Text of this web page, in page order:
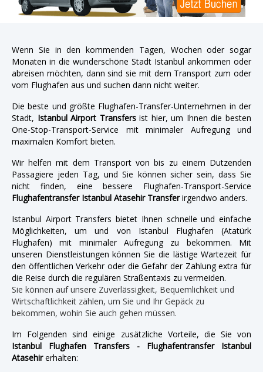
Wenn Sie in den kommenden Tagen, Wochen oder sogar
Monaten in die wunderschöne Stadt Istanbul ankommen oder
abreisen möchten, dann sind sie mit dem Transport zum oder
vom Flughafen aus und suchen dann nicht weiter.
Die beste und größte Flughafen-Transfer-Unternehmen in der
Stadt, Istanbul Airport Transfersist hier, um Ihnen die besten
One-Stop-Transport-Service mit minimaler Aufregung und
maximalen Komfort bieten.
Wir helfen mit dem Transport von bis zu einem Dutzenden
Passagiere jeden Tag, und Sie können sicher sein, dass Sie
nicht finden, eine bessere Flughafen-Transport-Service
Flughafentransfer Istanbul Atasehir Transferirgendwo anders.
Istanbul Airport Transfers bietet Ihnen schnelle und einfache
Möglichkeiten, um und von Istanbul Flughafen (Atatürk
Flughafen) mit minimaler Aufregung zu bekommen. Mit
unseren Dienstleistungen können Sie die lästige Wartezeit für
den öffentlichen Verkehr oder die Gefahr der Zahlung extra für
die Reise durch die regulären Straßentaxis zu vermeiden.
Sie können auf unsere Zuverlässigkeit, Bequemlichkeit und
Wirtschaftlichkeit zählen, um Sie und Ihr Gepäck zu
bekommen, wohin Sie auch gehen müssen.
Im Folgenden sind einige zusätzliche Vorteile, die Sie von
Istanbul Flughafen Transfers - Flughafentransfer Istanbul
Atasehirerhalten: